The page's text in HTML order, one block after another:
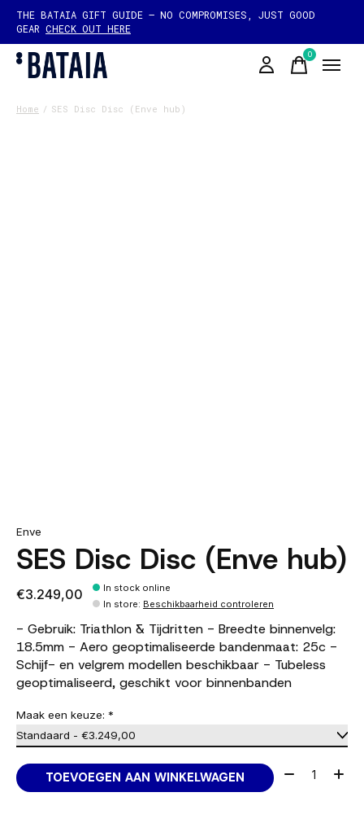
THE BATAIA GIFT GUIDE — NO COMPROMISES, JUST GOOD
GEAR CHECK OUT HERE
0items
Home / SES Disc Disc (Enve hub)
Enve
SES Disc Disc (Enve hub)
€3.249,00
In stock online
In store: Beschikbaarheid controleren
- Gebruik: Triathlon & Tijdritten - Breedte binnenvelg:
18.5mm - Aero geoptimaliseerde bandenmaat: 25c -
Schijf- en velgrem modellen beschikbaar - Tubeless
geoptimaliseerd, geschikt voor binnenbanden
Maak een keuze: *
TOEVOEGEN AAN WINKELWAGEN Aantal: